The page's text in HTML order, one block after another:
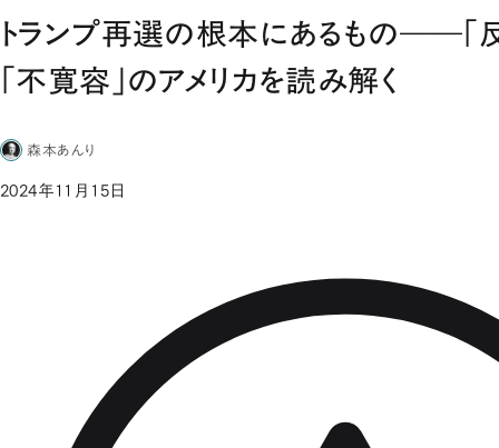
トランプ再選の根本にあるもの――「
「不寛容」のアメリカを読み解く
森本あんり
2024年11月15日